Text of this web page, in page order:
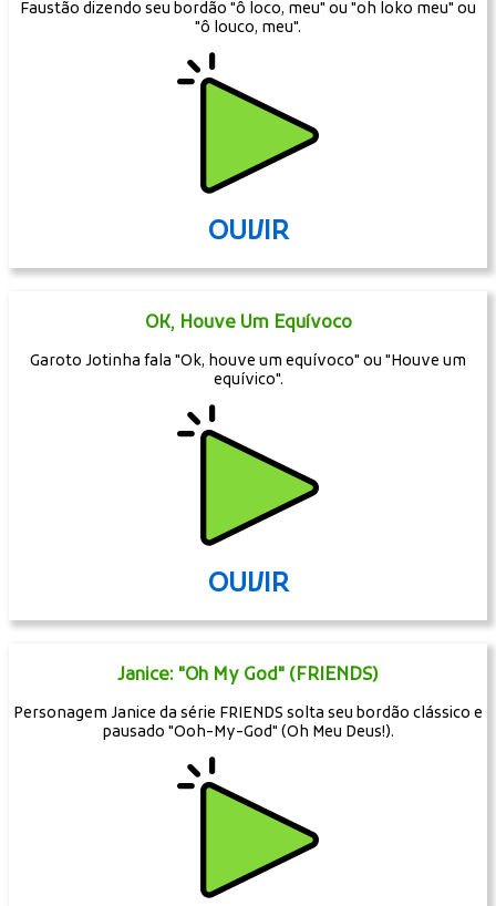
Faustão dizendo seu bordão "ô loco, meu" ou "oh loko meu" ou
"ô louco, meu".
OUVIR
OK, Houve Um Equívoco
Garoto Jotinha fala "Ok, houve um equívoco" ou "Houve um
equívico".
OUVIR
Janice: "Oh My God" (FRIENDS)
Personagem Janice da série FRIENDS solta seu bordão clássico e
pausado "Ooh-My-God" (Oh Meu Deus!).